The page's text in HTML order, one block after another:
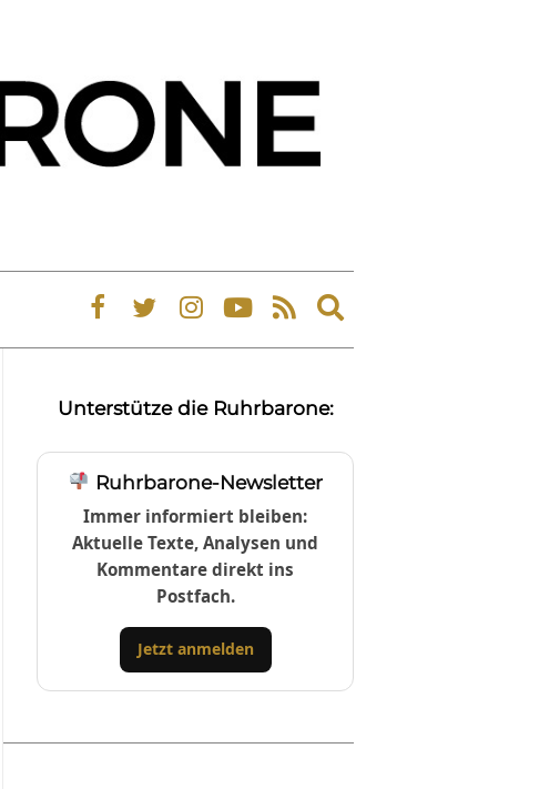
Expand
search
Unterstütze die Ruhrbarone:
Ruhrbarone-Newsletter
Immer informiert bleiben:
Aktuelle Texte, Analysen und
Kommentare direkt ins
Postfach.
Jetzt anmelden